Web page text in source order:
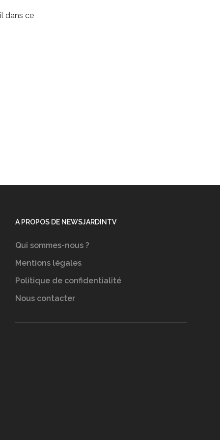
dans ce
A PROPOS DE NEWSJARDINTV
Qui sommes-nous ?
Mentions légales
Politique de confidentialité
Nous contacter